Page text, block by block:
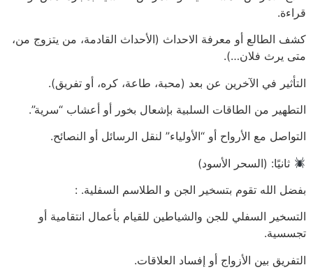
قراءة.
كشف الطالع أو معرفة الاحداث (الأحداث القادمة، من يتزوج من،
متى يرث فلان…).
التأثير في الآخرين عن بعد (محبة، طاعة، كره، أو تفريق).
التطهير من الطاقات السلبية بإشعال بخور أو أعشاب “سرية”.
التواصل مع الأرواح أو “الأولياء” لنقل الرسائل أو النصائح.
ثانيًا: (السحر الأسود)
بفضل الله تقوم بتسخير الجن و الطلاسم السفلية. :
التسخير السفلي للجن والشياطين للقيام بأعمال انتقامية أو
تجسسية.
التفريق بين الأزواج أو إفساد العلاقات.